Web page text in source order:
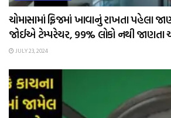
ચોમાસામાં ફ્રિજમાં ખાવાનું રાખતા પહેલા
જોઈએ ટેમ્પરેચર, 99% લોકો નથી જાણતા
JULY 23, 2024